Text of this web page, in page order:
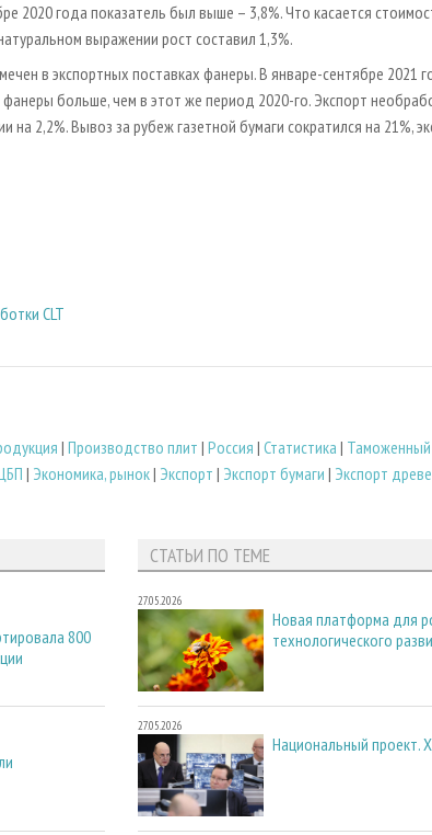
2020 года показатель был выше – 3,8%. Что касается
выражении рост составил 1,3%.
в экспортных поставках фанеры. В январе-сентябре 2021
больше, чем в этот же период 2020-го. Экспорт
2,2%. Вывоз за рубеж газетной бумаги сократился на 21%,
CLT
| Производство плит | Россия | Статистика |
| Экономика, рынок| Экспорт | Экспорт бумаги | Экспорт
800
СТАТЬИ ПО ТЕМЕ
27.05.2026
Новая платформа для
технологического
27.05.2026
Национальный проект.